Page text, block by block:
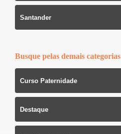
Santander
Busque pelas demais categorias
Curso Paternidade
Destaque